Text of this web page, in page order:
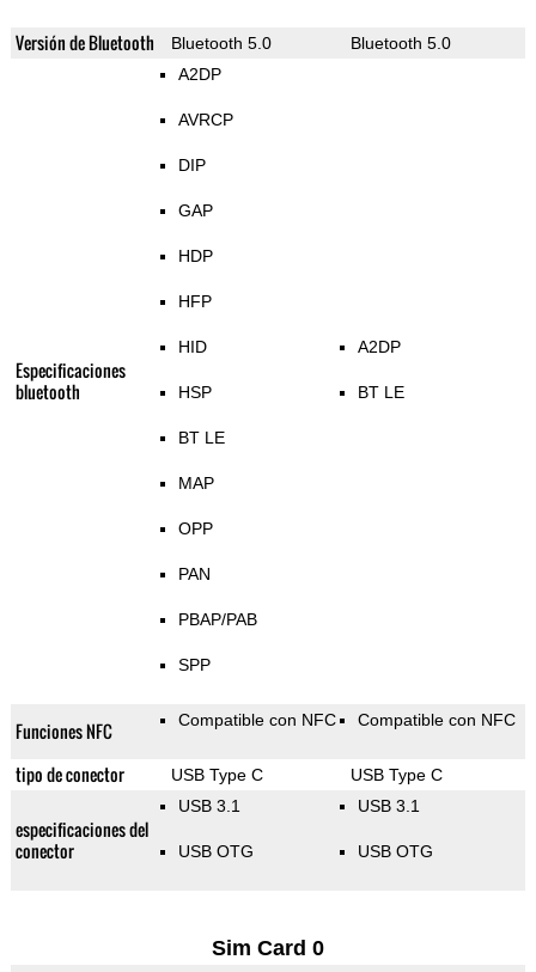
Versión de Bluetooth Bluetooth 5.0 Bluetooth 5.0
Especificaciones
bluetooth
A2DP
AVRCP
DIP
GAP
HDP
HFP
HID
HSP
BT LE
MAP
OPP
PAN
PBAP/PAB
SPP
A2DP
BT LE
Funciones NFC Compatible con NFC Compatible con NFC
tipo de conector USB Type C USB Type C
especificaciones del
conector
USB 3.1
USB OTG
USB 3.1
USB OTG
Sim Card 0